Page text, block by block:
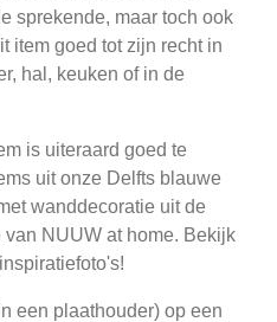
sprekende, maar toch ook
item goed tot zijn recht in
hal, keuken of in de
is uiteraard goed te
uit onze Delfts blauwe
wanddecoratie uit de
NUUW at home. Bekijk
een plaathouder) op een